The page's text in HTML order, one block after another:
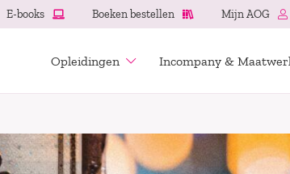
E-books Boeken bestellen Mijn AOG
Opleidingen Incompany &